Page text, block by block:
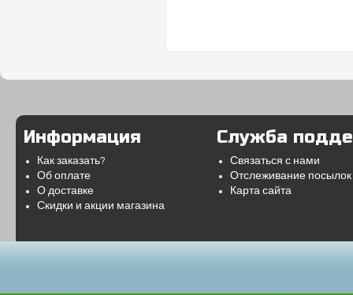
Информация
Как заказать?
Об оплате
О доставке
Скидки и акции магазина
Служба
Связаться с нами
Отслеживание посылок
Карта сайта